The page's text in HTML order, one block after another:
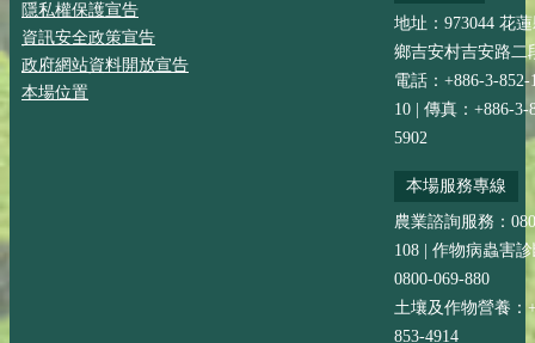
隱私權保護宣告
資訊安全政策宣告
政府網站資料開放宣告
本場位置
地址：973044 花
鄉吉安村吉安路二
電話：+886-3-852-
10 | 傳真：+886-3-
5902
本場服務專線
農業諮詢服務：
108 | 作物病蟲害
0800-069-880
土壤及作物營養：
853-4914